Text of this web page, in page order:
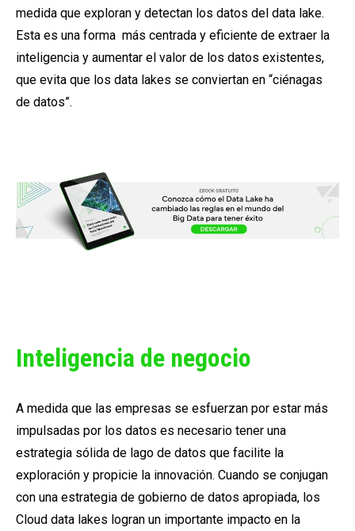
medida que exploran y detectan los datos del data lake.
Esta es una forma más centrada y eficiente de extraer la
inteligencia y aumentar el valor de los datos existentes,
que evita que los data lakes se conviertan en “ciénagas
de datos”.
Inteligencia de negocio
A medida que las empresas se esfuerzan por estar más
impulsadas por los datos es necesario tener una
estrategia sólida de lago de datos que facilite la
exploración y propicie la innovación. Cuando se conjugan
con una estrategia de gobierno de datos apropiada, los
Cloud data lakes logran un importante impacto en la